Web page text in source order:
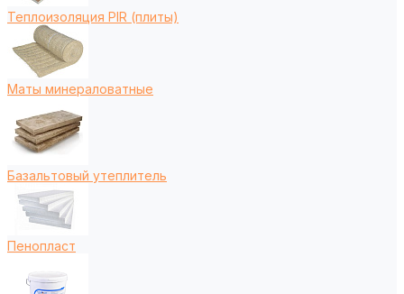
Теплоизоляция PIR (плиты)
Маты минераловатные
Базальтовый утеплитель
Пенопласт